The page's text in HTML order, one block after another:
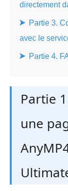
directement
Partie 3.
avec le
Partie 4.
Partie
une